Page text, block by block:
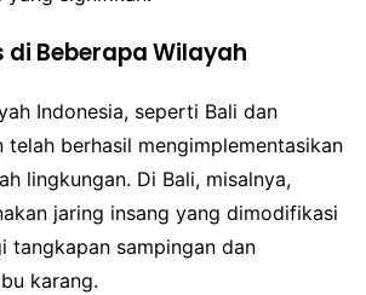
di Beberapa Wilayah
Indonesia, seperti Bali dan
telah berhasil mengimplementasikan
lingkungan. Di Bali, misalnya,
jaring insang yang dimodifikasi
tangkapan sampingan dan
karang.